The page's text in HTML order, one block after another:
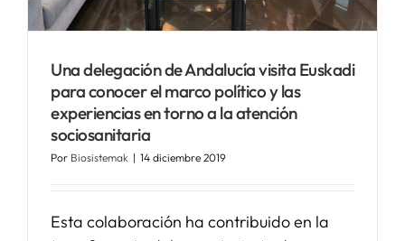
Una delegación de Andalucía visita Euskadi
para conocer el marco político y las
experiencias en torno a la atención
sociosanitaria
Por Biosistemak | 14 diciembre 2019
Esta colaboración ha contribuido en la